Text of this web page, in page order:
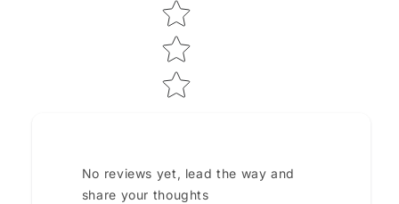
No reviews yet, lead the way and
share your thoughts